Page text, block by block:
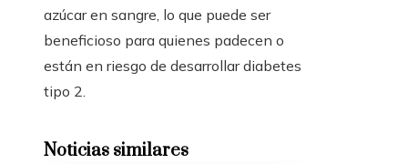
azúcar en sangre, lo que puede ser
beneficioso para quienes padecen o
están en riesgo de desarrollar diabetes
tipo 2.
Noticias similares